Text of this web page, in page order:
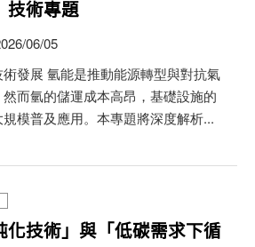
技術專題
06/05
發展 氫能是推動能源轉型與對抗氣
而氫的儲運成本高昂，基礎設施的
模普及應用。本專題將深度解析...
化技術」與「低碳需求下循